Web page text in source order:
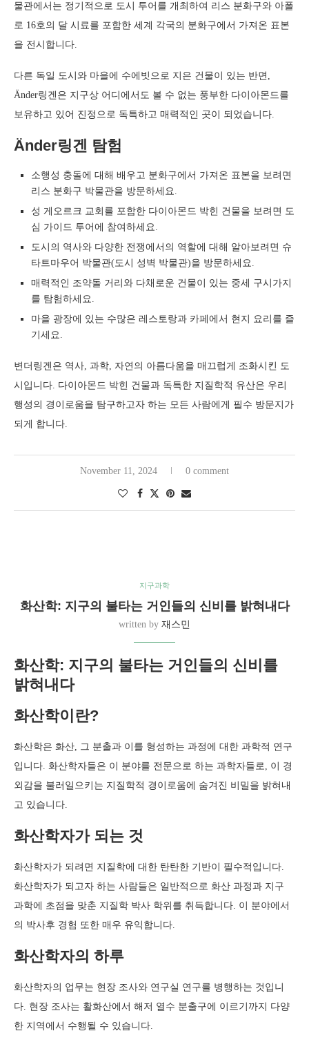
물관에서는 정기적으로 도시 투어를 개최하여 리스 분화구와 아폴
로 16호의 달 시료를 포함한 세계 각국의 분화구에서 가져온 표본
을 전시합니다.
다른 독일 도시와 마을에 수에빗으로 지은 건물이 있는 반면,
Änder링겐은 지구상 어디에서도 볼 수 없는 풍부한 다이아몬드를
보유하고 있어 진정으로 독특하고 매력적인 곳이 되었습니다.
Änder링겐 탐험
소행성 충돌에 대해 배우고 분화구에서 가져온 표본을 보려면
리스 분화구 박물관을 방문하세요.
성 게오르크 교회를 포함한 다이아몬드 박힌 건물을 보려면 도
심 가이드 투어에 참여하세요.
도시의 역사와 다양한 전쟁에서의 역할에 대해 알아보려면 슈
타트마우어 박물관(도시 성벽 박물관)을 방문하세요.
매력적인 조약돌 거리와 다채로운 건물이 있는 중세 구시가지
를 탐험하세요.
마을 광장에 있는 수많은 레스토랑과 카페에서 현지 요리를 즐
기세요.
변더링겐은 역사, 과학, 자연의 아름다움을 매끄럽게 조화시킨 도
시입니다. 다이아몬드 박힌 건물과 독특한 지질학적 유산은 우리
행성의 경이로움을 탐구하고자 하는 모든 사람에게 필수 방문지가
되게 합니다.
November 11, 2024 0 comment
지구과학
화산학: 지구의 불타는 거인들의 신비를 밝혀내다
written by 재스민
화산학: 지구의 불타는 거인들의 신비를
밝혀내다
화산학이란?
화산학은 화산, 그 분출과 이를 형성하는 과정에 대한 과학적 연구
입니다. 화산학자들은 이 분야를 전문으로 하는 과학자들로, 이 경
외감을 불러일으키는 지질학적 경이로움에 숨겨진 비밀을 밝혀내
고 있습니다.
화산학자가 되는 것
화산학자가 되려면 지질학에 대한 탄탄한 기반이 필수적입니다.
화산학자가 되고자 하는 사람들은 일반적으로 화산 과정과 지구
과학에 초점을 맞춘 지질학 박사 학위를 취득합니다. 이 분야에서
의 박사후 경험 또한 매우 유익합니다.
화산학자의 하루
화산학자의 업무는 현장 조사와 연구실 연구를 병행하는 것입니
다. 현장 조사는 활화산에서 해저 열수 분출구에 이르기까지 다양
한 지역에서 수행될 수 있습니다.